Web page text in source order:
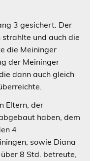
3 gesichert. Der
und auch die
die Meininger
der Meininger
dann auch gleich
Eltern, der
haben, dem
4
sowie Diana
8 Std. betreute,